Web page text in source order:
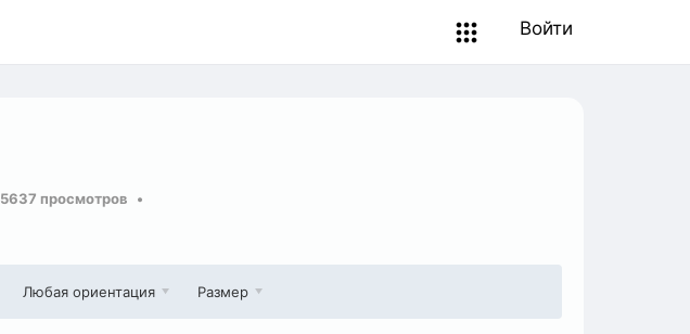
Войти
5637 просмотров
Любая ориентация Размер